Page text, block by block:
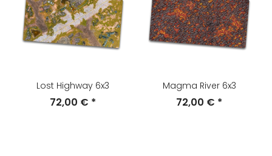
Lost Highway 6x3
72,00 € *
Magma River 6x3
72,00 € *